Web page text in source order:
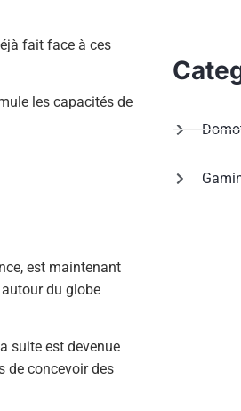
fait face à ces
les capacités de
est maintenant
du globe
suite est devenue
de concevoir des